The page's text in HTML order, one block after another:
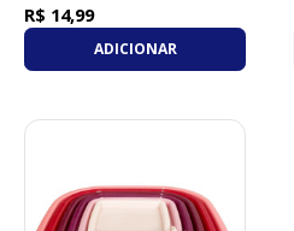
R$ 14,99
ADICIONAR